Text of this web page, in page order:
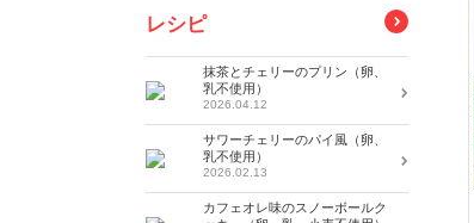
レシピ
抹茶とチェリーのプリン（卵、
乳不使用）
2026.04.12
サワーチェリーのパイ風（卵、
乳不使用）
2026.02.13
カフェオレ味のスノーボールク